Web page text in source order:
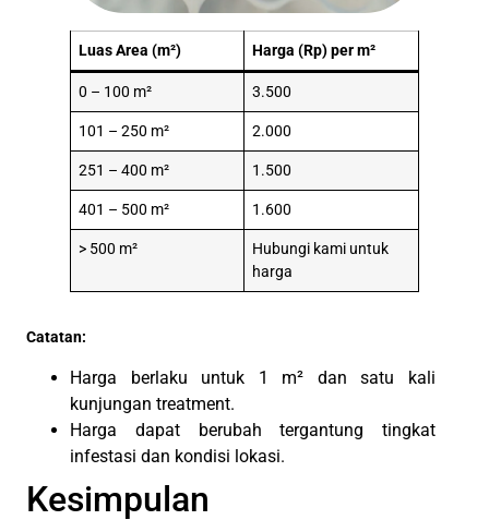
Luas Area (m²) Harga (Rp) per m²
0 – 100 m² 3.500
101 – 250 m² 2.000
251 – 400 m² 1.500
401 – 500 m² 1.600
> 500 m²
Hubungi kami untuk
harga
Catatan:
Harga berlaku untuk 1 m² dan satu kali
kunjungan treatment.
Harga dapat berubah tergantung tingkat
infestasi dan kondisi lokasi.
Kesimpulan